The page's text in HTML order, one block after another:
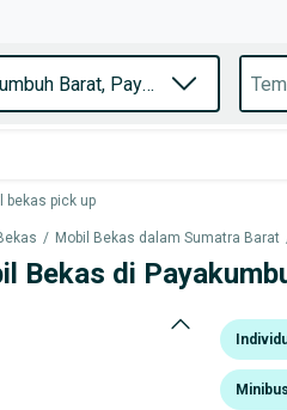
bekas pick up
/ Mobil Bekas dalam Sumatra Barat
Bekas di
Minibus